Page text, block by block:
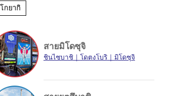
กยากิ
สายมิโดซุจิ
ชินไซบาชิ โดตงโบริ มิโดซุจิ